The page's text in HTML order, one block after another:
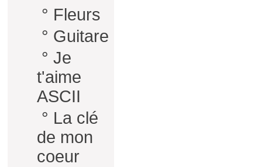
° Fleurs
° Guitare
° Je
t'aime
ASCII
° La clé
de mon
coeur